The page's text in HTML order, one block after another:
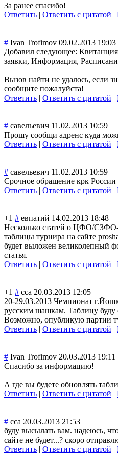
За ранее спасибо!
Ответить | Ответить с цитатой |
# Ivan Trofimov 09.02.2013 19:03
Добавил следующее:
заявки, Информация,
Вызов найти не удалось, если
сообщите пожалуйста!
Ответить | Ответить с цитатой |
# савельевич 11.02.2013 10:59
Прошу сообщи адренс куда
Ответить | Ответить с цитатой |
# савельевич 11.02.2013 10:59
Срочное обращение крк России
Ответить | Ответить с цитатой |
+1 # евпатий 14.02.2013 18:48
Несколько статей о ЦФО/СЗФО-
таблицы турнира на сайте
будет выложен великолепный
статья.
Ответить | Ответить с цитатой |
+1 # сса 20.03.2013 12:05
20-29.03.2013 Чемпионат
русским шашкам. Таблицу буду
Возможно, опубликую партии
Ответить | Ответить с цитатой |
# Ivan Trofimov 20.03.2013 19:11
Спасибо за информацию!
А где вы будете обновлять
Ответить | Ответить с цитатой |
# сса 20.03.2013 21:53
буду высылать вам. надеюсь,
сайте не будет...? скоро
Ответить | Ответить с цитатой |